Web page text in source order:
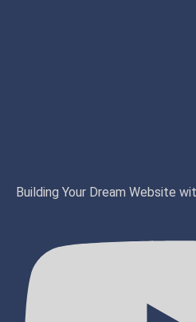
Building Your Dream Website